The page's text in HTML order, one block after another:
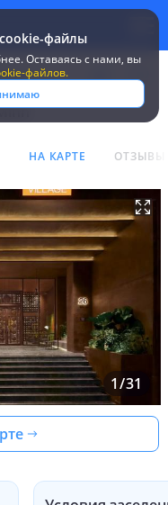
файлы
Оставаясь c нами, вы
файлов.
Prostyle Hotel Ho
Ho
НА КАРТЕ ОТЗЫВЫ
1/31